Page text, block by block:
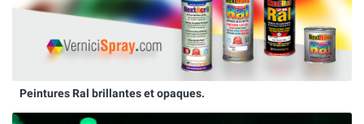
Peintures Ral brillantes et opaques.